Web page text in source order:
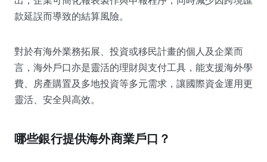
款延誤而導致的結算風險。
對於有海外業務拓展、投資或移民計畫的個人及企業而
言，海外戶口亦是靈活的理財與支付工具，能支援海外學
費、房產購置及多地投資等多元需求，讓國際資金運用更
靈活、安全與高效。
哪些銀行提供海外商業戶口？